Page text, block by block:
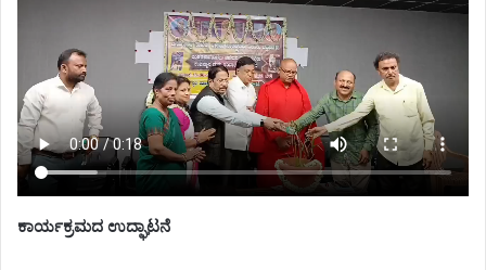
ಕಾರ್ಯಕ್ರಮದ ಉದ್ಘಾಟನೆ